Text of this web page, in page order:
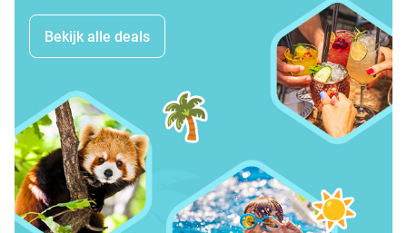
Bekijk alle deals